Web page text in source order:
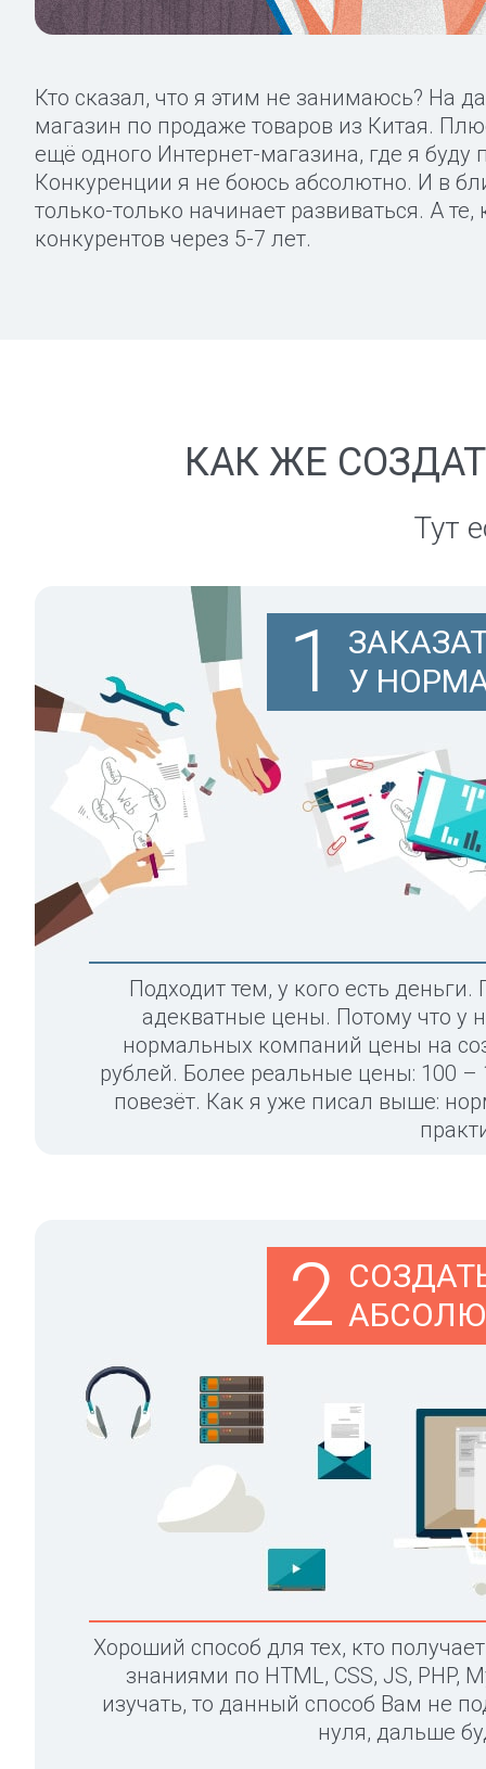
Кто сказал, что я этим не занимаюсь? На
магазин по продаже товаров из Китая.
ещё одного Интернет-магазина, где я буду
Конкуренции я не боюсь абсолютно. И в
только-только начинает развиваться. А те,
конкурентов через 5-7 лет.
КАК ЖЕ
Тут
1
У
Подходит тем, у кого есть
адекватные цены. Потому что у
нормальных компаний цены на
рублей. Более реальные цены: 100 –
повезёт. Как я уже писал выше:
2
Хороший способ для тех, кто
знаниями по HTML, CSS, JS, PHP,
изучать, то данный способ Вам не
нуля, дальше